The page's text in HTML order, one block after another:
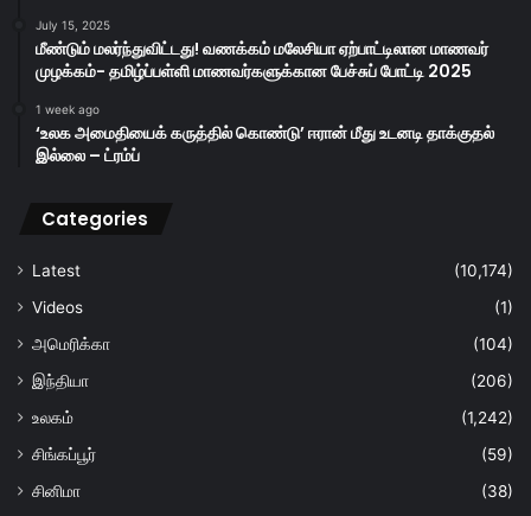
July 15, 2025
மீண்டும் மலர்ந்துவிட்டது! வணக்கம் மலேசியா ஏற்பாட்டிலான மாணவர்
முழக்கம்- தமிழ்ப்பள்ளி மாணவர்களுக்கான பேச்சுப் போட்டி 2025
1 week ago
‘உலக அமைதியைக் கருத்தில் கொண்டு’ ஈரான் மீது உடனடி தாக்குதல்
இல்லை – ட்ரம்ப்
Categories
Latest
(10,174)
Videos
(1)
அமெரிக்கா
(104)
இந்தியா
(206)
உலகம்
(1,242)
சிங்கப்பூர்
(59)
சினிமா
(38)